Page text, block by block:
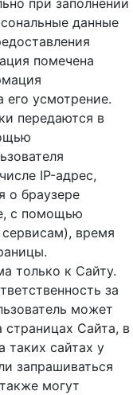
при заполнении
данные
помечена
его усмотрение.
передаются в
IP-адрес,
о браузере
с помощью
время
только к Сайту.
за
может
Сайта, в
таких сайтах у
запрашиваться
могут